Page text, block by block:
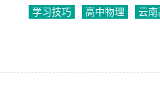
学习技巧 高中物理 云南